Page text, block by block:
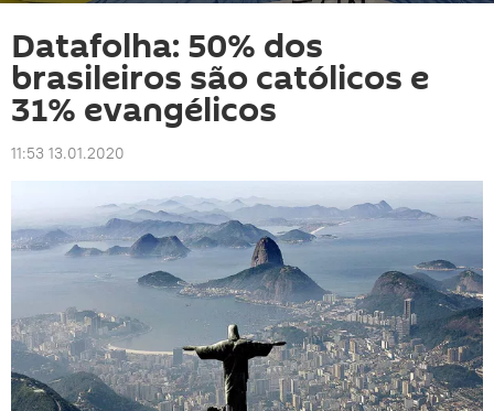
Datafolha: 50% dos
brasileiros são católicos e
31% evangélicos
11:53 13.01.2020